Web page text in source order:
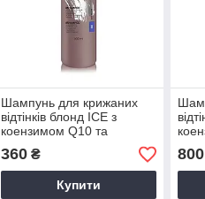
Шампунь для крижаних
відтінків блонд ICE з
коензимом Q10 та
церамідом NG 300 мл
Mirella Professional Your
BLONDesty ніжний догляд
360₴
Купити
800